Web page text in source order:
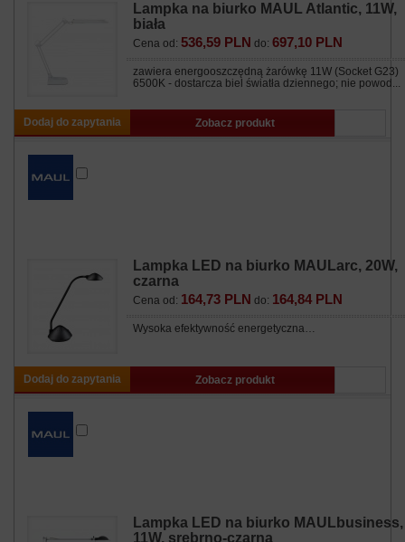
Lampka na biurko MAUL Atlantic, 11W,
biała
Cena od: 536,59 PLN do: 697,10 PLN
zawiera energooszczędną żarówkę 11W (Socket G23)
6500K - dostarcza biel światła dziennego; nie powod...
Dodaj do zapytania Zobacz produkt
Lampka LED na biurko MAULarc, 20W,
czarna
Cena od: 164,73 PLN do: 164,84 PLN
Wysoka efektywność energetyczna…
Dodaj do zapytania Zobacz produkt
Lampka LED na biurko MAULbusiness,
11W, srebrno-czarna